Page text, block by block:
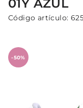
01Y AZUL
Código artículo:
-50%